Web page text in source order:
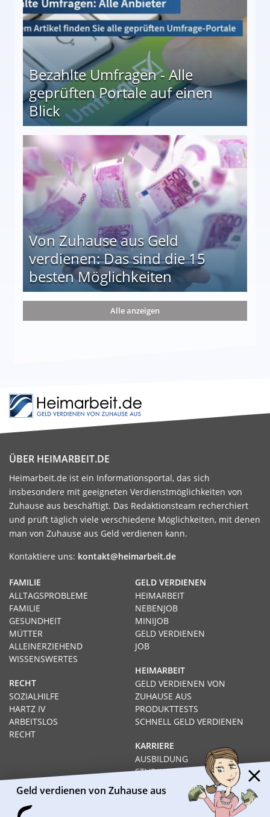
Bezahlte Umfragen - Alle
geprüften Portale auf einen
Blick
auf einen Blick
Von Zuhause aus Geld
verdienen: Das sind die 15
besten Möglichkeiten
die 15 besten Möglichkeiten
Alle anzeigen
ÜBER HEIMARBEIT.DE
Heimarbeit.de ist ein Informationsportal, das sich
insbesondere mit geeigneten Verdienstmöglichkeiten von
Zuhause aus beschäftigt. Das Redaktionsteam recherchiert
und prüft täglich viele verschiedene Möglichkeiten, mit denen
man von Zuhause aus Geld verdienen kann.
Kontaktiere uns: kontakt@heimarbeit.de
GELD VERDIENEN
HEIMARBEIT
NEBENJOB
MINIJOB
GELD VERDIENEN
JOB
HEIMARBEIT
GELD VERDIENEN VON
ZUHAUSE AUS
PRODUKTTESTS
SCHNELL GELD VERDIENEN
KARRIERE
AUSBILDUNG
STUDIUM
GEHÄLTER
FAMILIE
ALLTAGSPROBLEME
FAMILIE
GESUNDHEIT
MÜTTER
ALLEINERZIEHEND
WISSENSWERTES
RECHT
SOZIALHILFE
HARTZ IV
ARBEITSLOS
RECHT
Geld verdienen von Zuhause aus